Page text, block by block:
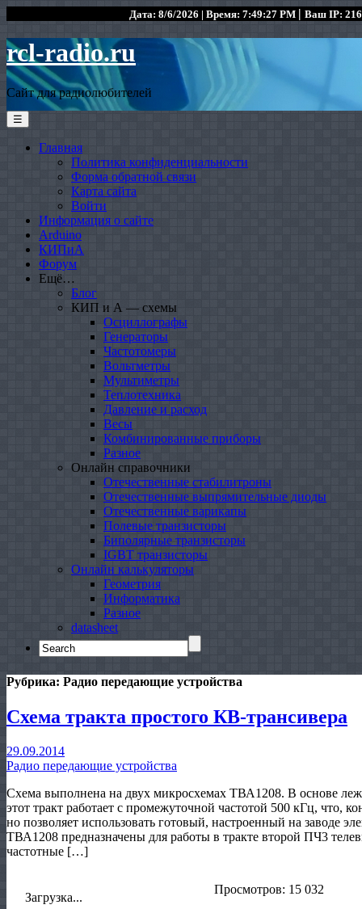
Дата: 8/6/2026 | Время: 7:49:27 PM | Ваш IP:
rcl-radio.ru
Сайт для радиолюбителей
☰
Главная
Политика конфиденциальности
Форма обратной связи
Карта сайта
Войти
Информация о сайте
Arduino
КИПиА
Форум
Ещё…
Блог
КИП и А — схемы
Осциллографы
Генераторы
Частотомеры
Вольтметры
Мультиметры
Теплотехника
Давление и расход
Весы
Комбинированные приборы
Разное
Онлайн справочники
Отечественные стабилитроны
Отечественные выпрямительные диоды
Отечественные варикапы
Полевые транзисторы
Биполярные транзисторы
IGBT транзисторы
Онлайн калькуляторы
Геометрия
Информатика
Разное
datasheet
Search
for:
Рубрика: Радио передающие устройства
Схема тракта простого КВ-трансивера
29.09.2014
Радио передающие устройства
Схема выполнена на двух микросхемах ТВА1208. В основе
этот тракт работает с промежуточной частотой 500 кГц, что,
но позволяет использовать готовый, нacтpoeнный на заводе
ТВА1208 предназначены для работы в тракте второй ПЧ3
частотные […]
Загрузка...
Просмотров: 15 032